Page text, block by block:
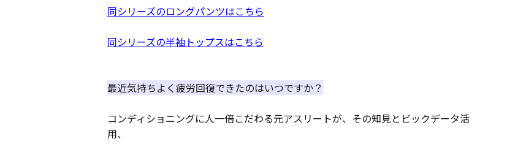
同シリーズのロングパンツはこちら
同シリーズの半袖トップスはこちら
最近気持ちよく疲労回復できたのはいつですか？
コンディショニングに人一倍こだわる元アスリートが、その知見とビックデータ活
用、